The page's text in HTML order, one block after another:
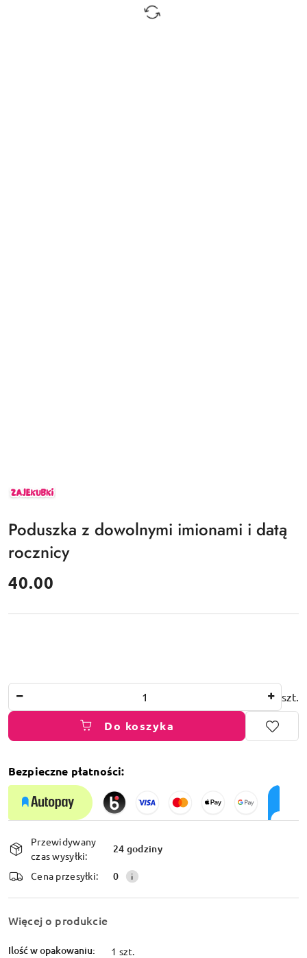
ZAJEKUBKI
Poduszka z dowolnymi imionami i datą
rocznicy
cena:
40.00
szt.
Do koszyka
Bezpieczne płatności:
Dostępność
i
dostawa
Przewidywany
czas wysyłki:
24 godziny
Cena przesyłki: 0
Więcej o produkcie
Ilość w opakowaniu: 1 szt.